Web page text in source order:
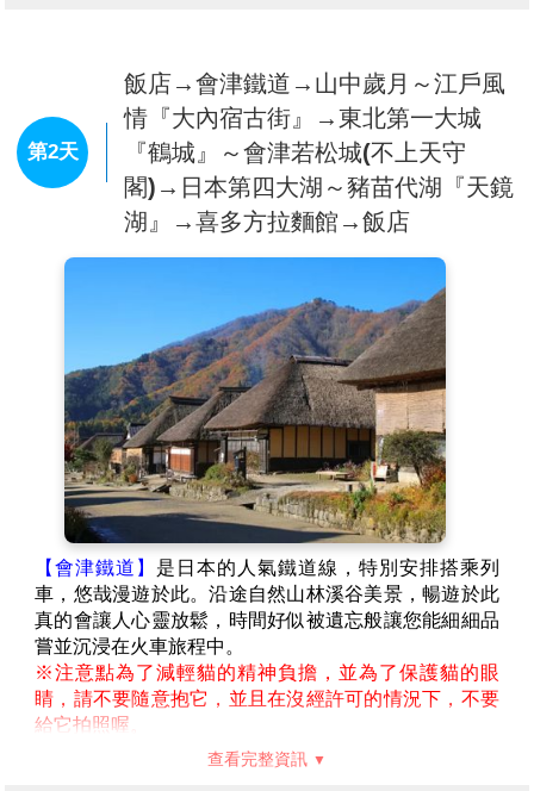
第2天
飯店→會津鐵道→山中歲月～江戶風
情『大內宿古街』→東北第一大城
『鶴城』～會津若松城(不上天守
閣)→日本第四大湖～豬苗代湖『天鏡
湖』→喜多方拉麵館→飯店
【會津鐵道】 是日本的人氣鐵道線，特別安排搭乘列
車，悠哉漫遊於此。沿途自然山林溪谷美景，暢遊於此
真的會讓人心靈放鬆，時間好似被遺忘般讓您能細細品
嘗並沉浸在火車旅程中。
※注意點為了減輕貓的精神負擔，並為了保護貓的眼
睛，請不要隨意抱它，並且在沒經許可的情況下，不要
給它拍照喔。
※貓咪站長休假日期依季節性或身體狀況有調整可能，
查看完整資訊